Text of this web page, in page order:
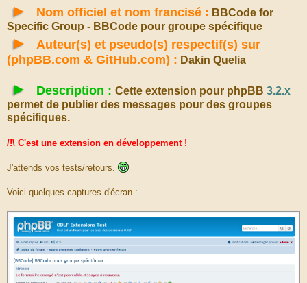
a
► Nom officiel et nom francisé : BBCode for
Specific Group - BBCode pour groupe spécifique
►
Auteur(s) et pseudo(s) respectif(s) sur
(phpBB.com & GitHub.com) : Dakin Quelia
► Description : Cette extension pour phpBB 3.2.x
permet de publier des messages pour des groupes
spécifiques.
/!\ C'est une extension en développement !
J'attends vos tests/retours.
Voici quelques captures d'écran :